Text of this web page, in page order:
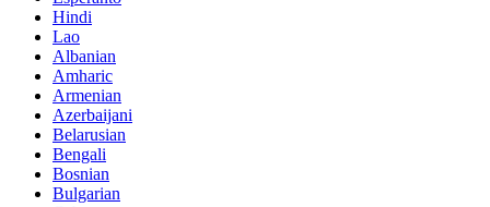
Hindi
Lao
Albanian
Amharic
Armenian
Azerbaijani
Belarusian
Bengali
Bosnian
Bulgarian